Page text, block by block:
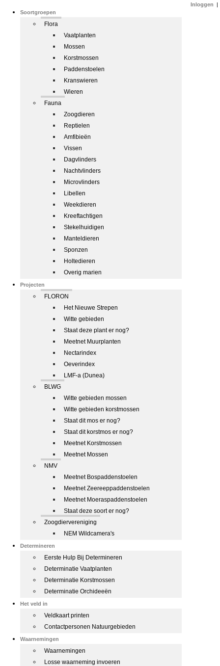
Soortgroepen
Flora
Vaatplanten
Mossen
Korstmossen
Paddenstoelen
Kranswieren
Wieren
Fauna
Zoogdieren
Reptielen
Amfibieën
Vissen
Dagvlinders
Nachtvlinders
Microvlinders
Libellen
Weekdieren
Kreeftachtigen
Stekelhuidigen
Manteldieren
Sponzen
Holtedieren
Overig marien
Projecten
FLORON
Het Nieuwe Strepen
Witte gebieden
Staat deze plant er nog?
Meetnet Muurplanten
Nectarindex
Oeverindex
LMF-a (Dunea)
BLWG
Witte gebieden mossen
Witte gebieden korstmossen
Staat dit mos er nog?
Staat dit korstmos er nog?
Meetnet Korstmossen
Meetnet Mossen
NMV
Meetnet Bospaddenstoelen
Meetnet Zeereeppaddenstoelen
Meetnet Moeraspaddenstoelen
Staat deze soort er nog?
Zoogdiervereniging
NEM Wildcamera's
Determineren
Eerste Hulp Bij Determineren
Determinatie Vaatplanten
Determinatie Korstmossen
Determinatie Orchideeën
Het veld in
Veldkaart printen
Contactpersonen Natuurgebieden
Waarnemingen
Waarnemingen
Losse waarneming invoeren
Inloggen |